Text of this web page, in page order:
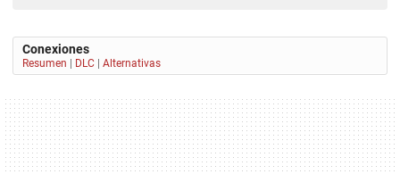
Conexiones
Resumen DLC Alternativas